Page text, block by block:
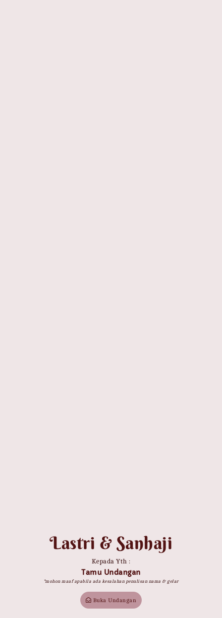
Lastri & Sanhaji
MINGGU, 08 OKTOBER 2023
Save the Date
Lastri & Sanhaji
Kepada Yth :
Tamu Undangan
*mohon maaf apabila ada kesalahan penulisan nama & gelar
Buka Undangan